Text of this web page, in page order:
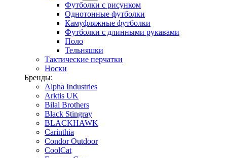
Футболки с рисунком
Однотонные футболки
Камуфляжные футболки
Футболки с длинными рукавами
Поло
Тельняшки
Тактические перчатки
Носки
Бренды:
Alpha Industries
Arktis UK
Bilal Brothers
Black Stingray
BLACKHAWK
Carinthia
Condor Outdoor
CoolCat